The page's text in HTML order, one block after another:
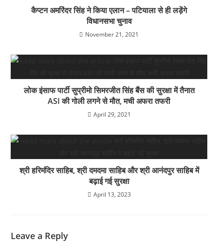
कैप्टन अमरिंदर सिंह ने किया एलान – पटियाला से ही लड़ेंगे
विधानसभा चुनाव
November 21, 2021
लोक इंसाफ पार्टी सुप्रीमो सिमरजीत सिंह बैंस की सुरक्षा में तैनात
ASI की गोली लगने से मौत, मची अफरा तफरी
April 29, 2021
श्री हरिमंदिर साहिब, श्री दमदमा साहिब और श्री आनंदपुर साहिब में
बढ़ाई गई सुरक्षा
April 13, 2023
Leave a Reply